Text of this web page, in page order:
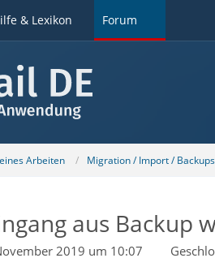
& Lexikon Forum
Arbeiten Migration / Import / Backups
aus Backup
2019 um 10:07